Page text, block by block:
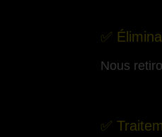
✅
Nous
✅